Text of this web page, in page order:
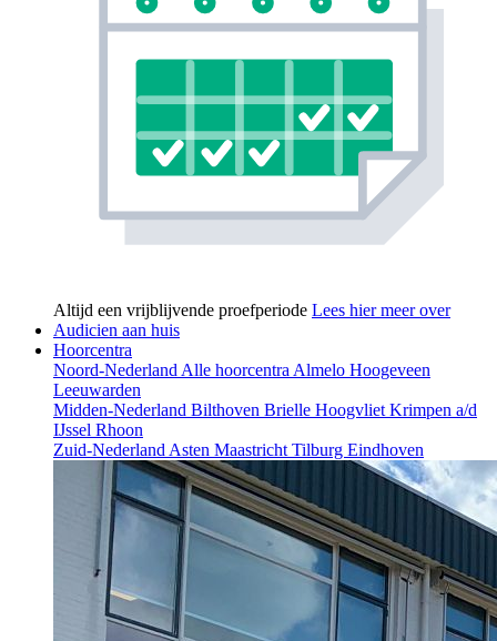
Altijd een vrijblijvende proefperiode Lees hier meer over
Audicien aan huis
Hoorcentra
Noord-Nederland Alle hoorcentra Almelo Hoogeveen
Leeuwarden
Midden-Nederland Bilthoven Brielle Hoogvliet Krimpen a/d
IJssel Rhoon
Zuid-Nederland Asten Maastricht Tilburg Eindhoven